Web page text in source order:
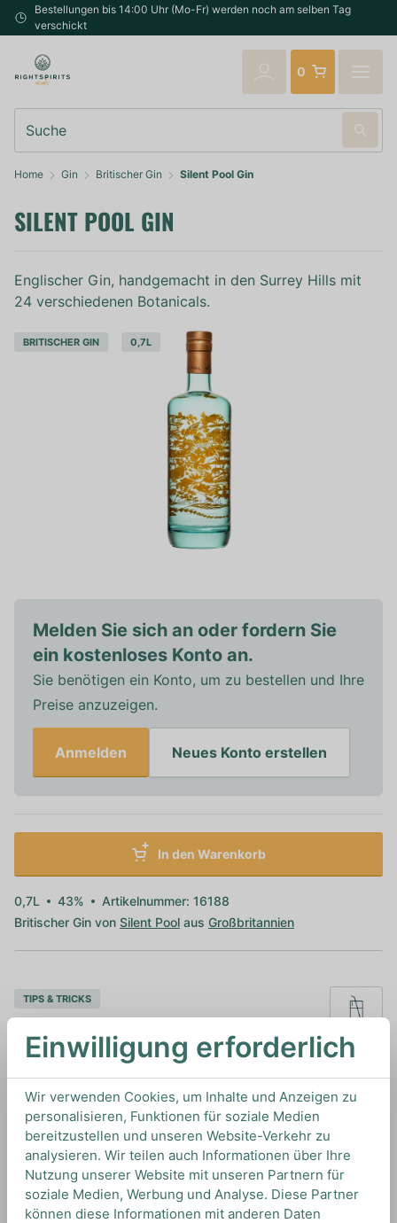
Bestellungen bis 14:00 Uhr (Mo-Fr) werden noch am selben Tag
verschickt
0
Home Gin Britischer Gin Silent Pool Gin
SILENT POOL GIN
Englischer Gin, handgemacht in den Surrey Hills mit
24 verschiedenen Botanicals.
BRITISCHER GIN 0,7L
Melden Sie sich an oder fordern Sie
ein kostenloses Konto an.
Sie benötigen ein Konto, um zu bestellen und Ihre
Preise anzuzeigen.
Anmelden Neues Konto erstellen
In den Warenkorb
0,7L 43%
Artikelnummer: 16188
Britischer Gin von Silent Pool aus Großbritannien
TIPS & TRICKS
HOW TO DRINK
Indian Tonic Water und einer Zitronenzeste, um
seine Aromen optimal zu unterstützen.
Einwilligung erforderlich
Wir verwenden Cookies, um Inhalte und Anzeigen zu
personalisieren, Funktionen für soziale Medien
bereitzustellen und unseren Website-Verkehr zu
analysieren. Wir teilen auch Informationen über Ihre
Nutzung unserer Website mit unseren Partnern für
soziale Medien, Werbung und Analyse. Diese Partner
können diese Informationen mit anderen Daten